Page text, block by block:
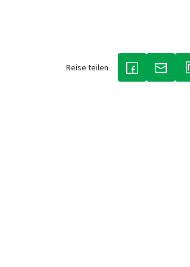
Reise teilen
(LINK ÖFFNET
(LINK